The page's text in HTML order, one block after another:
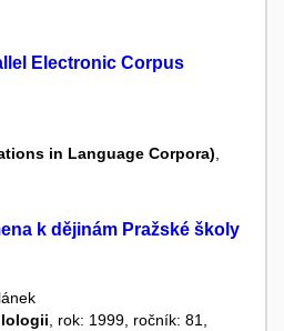
Electronic Corpus
in Language Corpora)
k dějinám Pražské školy
, rok: 1999, ročník: 81,